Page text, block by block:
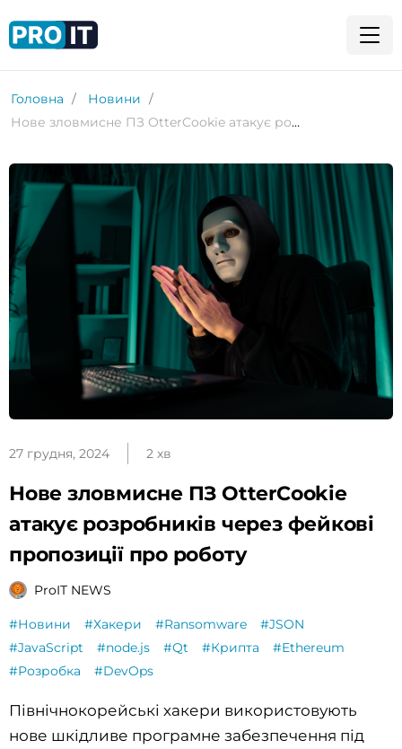
Головна
Новини
Нове зловмисне ПЗ OtterCookie атакує розробників через фейкові пропозиції про роботу
27 грудня, 2024 2 хв
Нове зловмисне ПЗ OtterCookie
атакує розробників через фейкові
пропозиції про роботу
ProIT NEWS
#Новини #Хакери #Ransomware
#JSON
#JavaScript
#node.js #Qt #Крипта
#Ethereum
#Розробка
#DevOps
Північнокорейські хакери використовують
нове шкідливе програмне забезпечення під